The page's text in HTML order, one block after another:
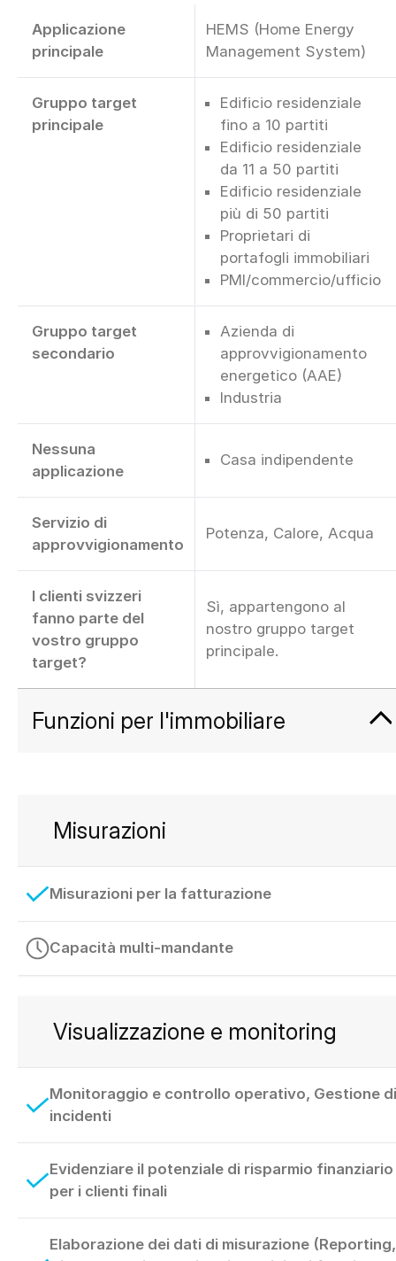
Applicazione
principale
HEMS (Home Energy
Management System)
Gruppo target
principale
Edificio residenziale
fino a 10 partiti
Edificio residenziale
da 11 a 50 partiti
Edificio residenziale
più di 50 partiti
Proprietari di
portafogli immobiliari
PMI/commercio/ufficio
Gruppo target
secondario
Azienda di
approvvigionamento
energetico (AAE)
Industria
Nessuna
applicazione
Casa indipendente
Servizio di
approvvigionamento
Potenza, Calore, Acqua
I clienti svizzeri
fanno parte del
vostro gruppo
target?
Sì, appartengono al
nostro gruppo target
principale.
Funzioni per l'immobiliare
Misurazioni
Misurazioni per la fatturazione
Capacità multi-mandante
Visualizzazione e monitoring
Monitoraggio e controllo operativo, Gestione di
incidenti
Evidenziare il potenziale di risparmio finanziario
per i clienti finali
Elaborazione dei dati di misurazione (Reporting,